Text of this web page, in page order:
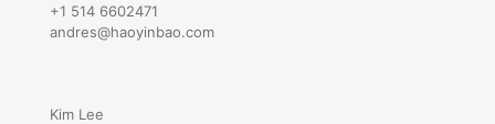
+1 514 6602471
andres@haoyinbao.com
Kim Lee